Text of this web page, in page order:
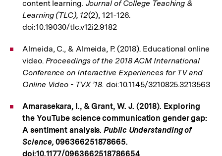
content learning. Journal of College Teaching &
Learning (TLC), 12(2), 121-126.
doi:10.19030/tlc.v12i2.9182
Almeida, C., & Almeida, P. (2018). Educational online
video. Proceedings of the 2018 ACM International
Conference on Interactive Experiences for TV and
Online Video - TVX ’18. doi:10.1145/3210825.3213563
Amarasekara, I., & Grant, W. J. (2018). Exploring
the YouTube science communication gender gap:
A sentiment analysis.Public Understanding of
Science, 096366251878665.
doi:10.1177/0963662518786654